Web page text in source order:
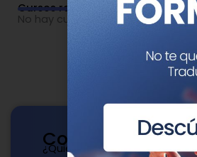
Cursos relacionados
No hay cursos relacionados o
Contacto
¿Quieres publicar con